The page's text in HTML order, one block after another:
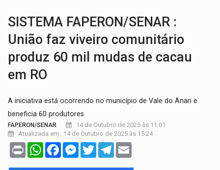
SISTEMA FAPERON/SENAR :
União faz viveiro comunitário
produz 60 mil mudas de cacau
em RO
A iniciativa está ocorrendo no município de Vale do Anari e
beneficia 60 produtores
FAPERON/SENAR
14 de Outubro de 2025 às 11:01
Atualizada em : 14 de Outubro de 2025 às 15:24
Print WhatsAppFacebookMessenger
TwitterTelegram